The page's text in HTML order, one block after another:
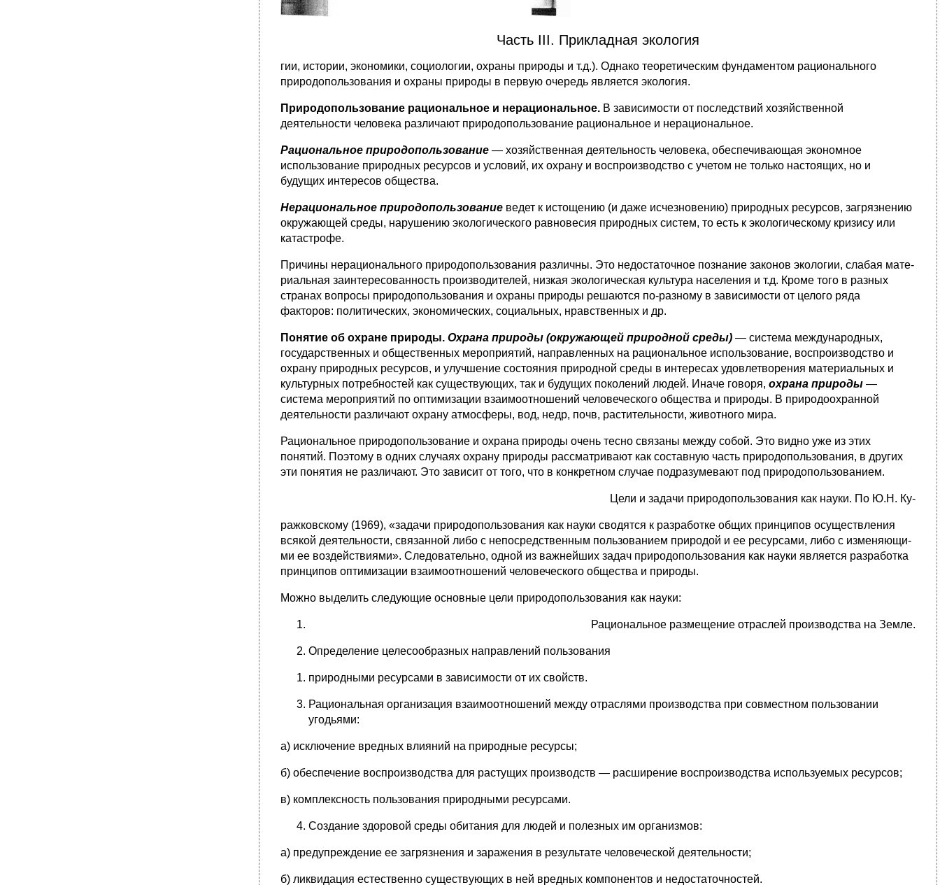
Часть III. Прикладная экология
гии, истории, экономики, социологии, охраны природы и т.д.). Однако теоретическим фундаментом рационального
природо­пользования и охраны природы в первую очередь является экология.
Природопользование рациональное и нерациональное. В зависи­мости от последствий хозяйственной
деятельности человека раз­личают природопользование рациональное и нерациональное.
Рациональное природопользование — хозяйственная деятель­ность человека, обеспечивающая экономное
использование при­родных ресурсов и условий, их охрану и воспроизводство с уче­том не только настоящих, но и
будущих интересов общества.
Нерациональное природопользование ведет к истощению (и даже исчезновению) природных ресурсов, загрязнению
окружающей среды, нарушению экологического равновесия природных сис­тем, то есть к экологическому кризису или
катастрофе.
Причины нерационального природопользования различны. Это недостаточное познание законов экологии, слабая мате­
риальная заинтересованность производителей, низкая эколо­гическая культура населения и т.д. Кроме того в разных
стра­нах вопросы природопользования и охраны природы решают­ся по-разному в зависимости от целого ряда
факторов: поли­тических, экономических, социальных, нравственных и др.
Понятие об охране природы. Охрана природы (окружающей природной среды) — система международных,
государственных и общественных мероприятий, направленных на рациональ­ное использование, воспроизводство и
охрану природных ре­сурсов, и улучшение состояния природной среды в интересах удовлетворения материальных и
культурных потребностей как существующих, так и будущих поколений людей. Иначе гово­ря, охрана природы —
система мероприятий по оптимизации взаимоотношений человеческого общества и природы. В при­родоохранной
деятельности различают охрану атмосферы, вод, недр, почв, растительности, животного мира.
Рациональное природопользование и охрана природы очень тесно связаны между собой. Это видно уже из этих
понятий. Поэтому в одних случаях охрану природы рас­сматривают как составную часть природопользования, в дру­гих
эти понятия не различают. Это зависит от того, что в конк­ретном случае подразумевают под природопользованием.
Цели и задачи природопользования как науки. По Ю.Н. Ку-
ражковскому (1969), «задачи природопользования как науки сводятся к разработке общих принципов осуществления
вся­кой деятельности, связанной либо с непосредственным пользованием природой и ее ресурсами, либо с изменяющи­
ми ее воздействиями». Следовательно, одной из важнейших задач природопользования как науки является разработка
принципов оптимизации взаимоотношений человеческого общества и природы.
Можно выделить следующие основные цели природополь­зования как науки:
Рациональное размещение отраслей производства на Земле.
Определение целесообразных направлений пользования
природными ресурсами в зависимости от их свойств.
Рациональная организация взаимоотношений между от­раслями производства при совместном пользовании
угодьями:
а) исключение вредных влияний на природные ресурсы;
б) обеспечение воспроизводства для растущих произ­водств — расширение воспроизводства используемых ресурсов;
в) комплексность пользования природными ресурсами.
Создание здоровой среды обитания для людей и полез­ных им организмов:
а) предупреждение ее загрязнения и заражения в резуль­тате человеческой деятельности;
б) ликвидация естественно существующих в ней вред­ных компонентов и недостаточностей.